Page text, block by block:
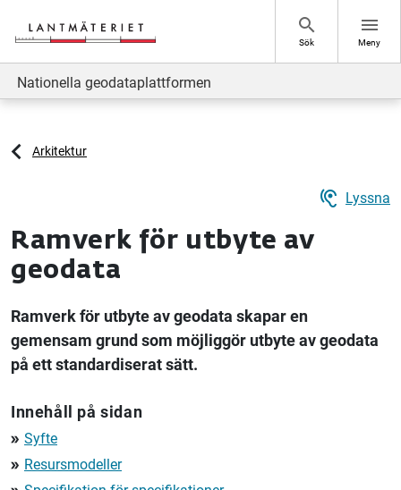
search
Sök
menu
Meny
Nationella geodataplattformen
Arkitektur
hearing Lyssna
Ramverk för utbyte av
geodata
Ramverk för utbyte av geodata skapar en
gemensam grund som möjliggör utbyte av geodata
på ett standardiserat sätt.
Innehåll på sidan
double_arrow Syfte
double_arrow Resursmodeller